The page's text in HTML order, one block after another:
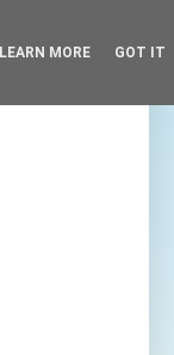
LEARN MORE GOT IT